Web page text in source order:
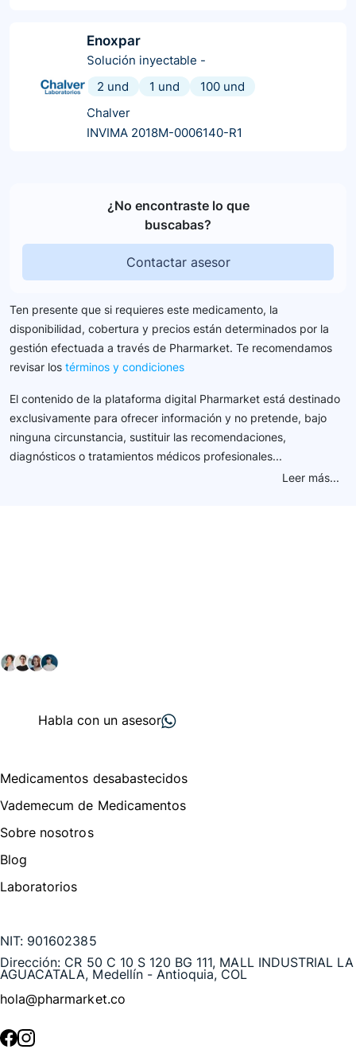
Enoxpar
Solución inyectable -
2 und
1 und
100 und
Chalver
INVIMA 2018M-0006140-R1
¿No encontraste lo que
buscabas?
Contactar asesor
Ten presente que si requieres este medicamento, la
disponibilidad, cobertura y precios están determinados por la
gestión efectuada a través de Pharmarket. Te recomendamos
revisar los términos y condiciones
El contenido de la plataforma digital Pharmarket está destinado
exclusivamente para ofrecer información y no pretende, bajo
ninguna circunstancia, sustituir las recomendaciones,
diagnósticos o tratamientos médicos profesionales...
Leer más...
Habla con un asesor
Medicamentos desabastecidos
Vademecum de Medicamentos
Sobre nosotros
Blog
Laboratorios
NIT: 901602385
Dirección: CR 50 C 10 S 120 BG 111, MALL INDUSTRIAL LA
AGUACATALA, Medellín - Antioquia, COL
hola@pharmarket.co